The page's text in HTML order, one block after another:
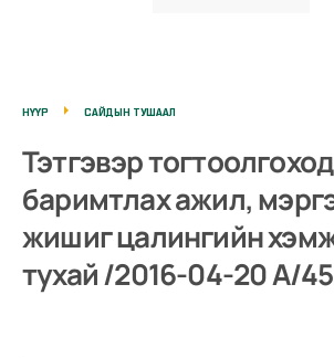
НҮҮР САЙДЫН ТУШААЛ
Тэтгэвэр тогтоолгоход
баримтлах ажил,
жишиг цалингийн
тухай /2016-04-20 А/